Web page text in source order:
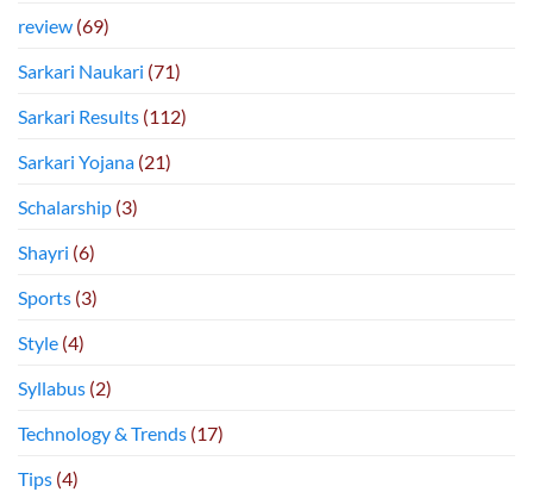
review (69)
Sarkari Naukari (71)
Sarkari Results (112)
Sarkari Yojana (21)
Schalarship (3)
Shayri (6)
Sports (3)
Style (4)
Syllabus (2)
Technology & Trends (17)
Tips (4)